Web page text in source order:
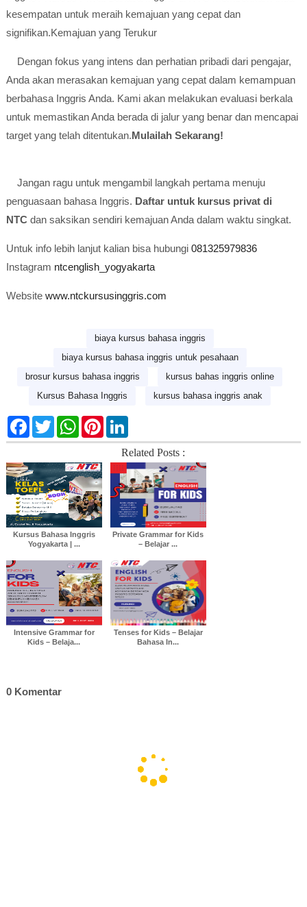
kesempatan untuk meraih kemajuan yang cepat dan
signifikan.Kemajuan yang Terukur
Dengan fokus yang intens dan perhatian pribadi dari pengajar,
Anda akan merasakan kemajuan yang cepat dalam kemampuan
berbahasa Inggris Anda. Kami akan melakukan evaluasi berkala
untuk memastikan Anda berada di jalur yang benar dan mencapai
target yang telah ditentukan.Mulailah Sekarang!
Jangan ragu untuk mengambil langkah pertama menuju
penguasaan bahasa Inggris. Daftar untuk kursus privat di
NTCdan saksikan sendiri kemajuan Anda dalam waktu singkat.
Untuk info lebih lanjut kalian bisa hubungi 081325979836
Instagram ntcenglish_yogyakarta
Website www.ntckursusinggris.com
biaya kursus bahasa inggris
biaya kursus bahasa inggris untuk pesahaan
brosur kursus bahasa inggris
kursus bahas inggris online
Kursus Bahasa Inggris
kursus bahasa inggris anak
F
c
b
o
o
k
T
w
i
t
e
r
W
a
s
A
p
p
P
n
L
n
k
e
d
I
n
Related Posts :
Kursus Bahasa Inggris
Yogyakarta | ...
Private Grammar for Kids
– Belajar ...
Intensive Grammar for
Kids – Belaja...
Tenses for Kids – Belajar
Bahasa In...
0 Komentar